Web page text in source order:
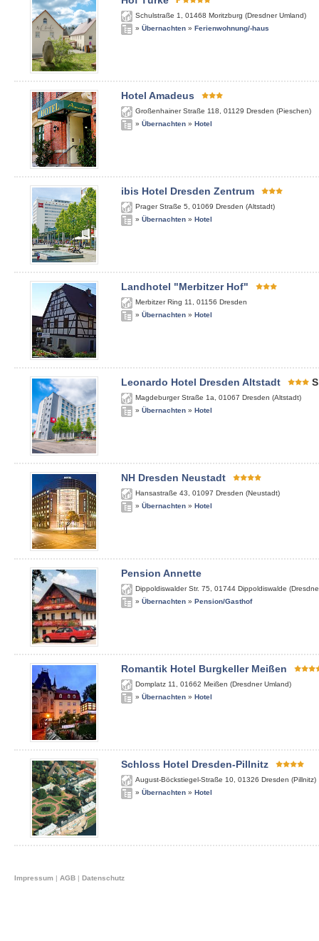
Schulstraße 1 01468 Moritzburg (Dresdner Umland)
» Übernachten » Ferienwohnung/-haus
Hotel Amadeus
Großenhainer Straße 118 01129 Dresden (Pieschen)
» Übernachten » Hotel
ibis Hotel Dresden Zentrum
Prager Straße 5 01069 Dresden (Altstadt)
» Übernachten » Hotel
Landhotel "Merbitzer Hof"
Merbitzer Ring 11 01156 Dresden
» Übernachten » Hotel
Leonardo Hotel Dresden Altstadt S
Magdeburger Straße 1a 01067 Dresden (Altstadt)
» Übernachten » Hotel
NH Dresden Neustadt
Hansastraße 43 01097 Dresden (Neustadt)
» Übernachten » Hotel
Pension Annette
Dippoldiswalder Str. 75 01744 Dippoldiswalde
» Übernachten » Pension/Gasthof
Romantik Hotel Burgkeller Meißen
Domplatz 11 01662 Meißen (Dresdner Umland)
» Übernachten » Hotel
Schloss Hotel Dresden-Pillnitz
August-Böckstiegel-Straße 10 01326 Dresden (Pillnitz)
» Übernachten » Hotel
Impressum | AGB | Datenschutz